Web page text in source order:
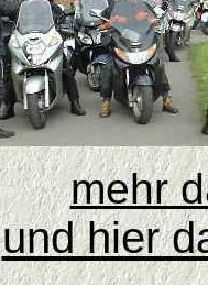
mehr
und hier